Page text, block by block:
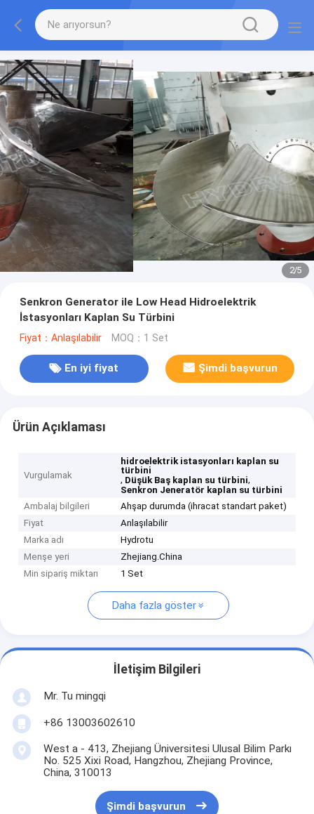
2/5
Senkron Generator ile Low Head Hidroelektrik
İstasyonları Kaplan Su Türbini
Fiyat：Anlaşılabilir MOQ：1 Set
En iyi fiyat Şimdi başvurun
Ürün Açıklaması
Vurgulamak
hidroelektrik istasyonları kaplan su
türbini
, Düşük Baş kaplan su türbini,
Senkron Jeneratör kaplan su türbini
Ambalaj bilgileri
Ahşap durumda (ihracat standart paket)
Fiyat
Anlaşılabilir
Marka adı
Hydrotu
Menşe yeri
Zhejiang.China
Min sipariş miktarı
1 Set
Daha fazla göster
İletişim Bilgileri
Mr. Tu mingqi
+86 13003602610
West a - 413, Zhejiang Üniversitesi Ulusal Bilim Parkı
No. 525 Xixi Road, Hangzhou, Zhejiang Province,
China, 310013
Şimdi başvurun